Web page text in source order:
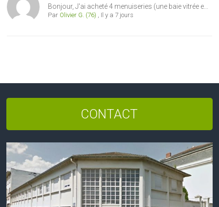
Bonjour, J'ai acheté 4 menuiseries (une baie vitrée e...
Par Olivier G. (76) Il y a 7 jours
CONTACT